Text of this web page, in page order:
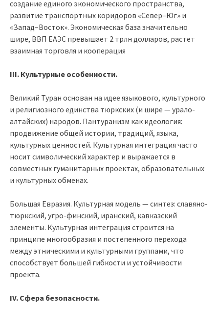
создание единого экономического пространства,
развитие транспортных коридоров «Север–Юг» и
«Запад–Восток». Экономическая база значительно
шире, ВВП ЕАЭС превышает 2 трлн долларов, растет
взаимная торговля и кооперация
III. Культурные особенности.
Великий Туран основан на идее языкового, культурного
и религиозного единства тюркских (и шире — урало-
алтайских) народов. Пантуранизм как идеология:
продвижение общей истории, традиций, языка,
культурных ценностей. Культурная интеграция часто
носит символический характер и выражается в
совместных гуманитарных проектах, образовательных
и культурных обменах.
Большая Евразия. Культурная модель — синтез: славяно-
тюркский, угро-финский, иранский, кавказский
элементы. Культурная интеграция строится на
принципе многообразия и постепенного перехода
между этническими и культурными группами, что
способствует большей гибкости и устойчивости
проекта.
IV. Сфера безопасности.